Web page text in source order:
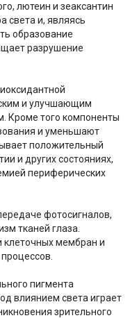
лютеин и зеаксантин
света и, являясь
образование
разрушение
и улучшающим
Кроме того компоненты
и уменьшают
положительный
и других состояниях,
периферических
фотосигналов,
тканей глаза.
клеточных мембран и
пигмента
влиянием света играет
зрительного